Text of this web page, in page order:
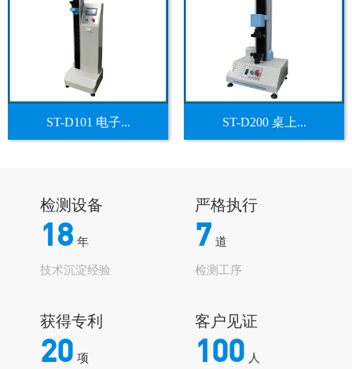
ST-D101 电子... ST-D200 桌上...
检测设备
18 年
技术沉淀经验
严格执行
7 道
检测工序
获得专利
20 项
客户见证
100 人